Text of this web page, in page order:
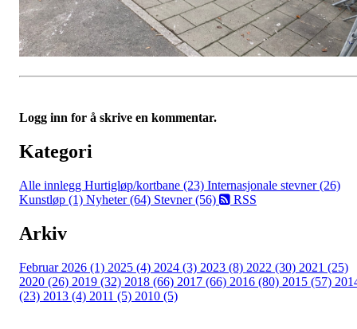
Logg inn for å skrive en kommentar.
Kategori
Alle innlegg Hurtigløp/kortbane (23) Internasjonale stevner (26)
Kunstløp (1) Nyheter (64) Stevner (56) RSS
Arkiv
Februar 2026 (1) 2025 (4) 2024 (3) 2023 (8) 2022 (30) 2021 (25)
2020 (26) 2019 (32) 2018 (66) 2017 (66) 2016 (80) 2015 (57)
(23) 2013 (4) 2011 (5) 2010 (5)